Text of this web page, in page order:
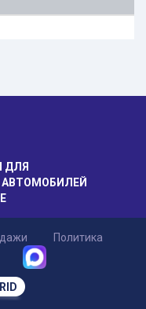
ДЛЯ
АВТОМОБИЛЕЙ
Политика